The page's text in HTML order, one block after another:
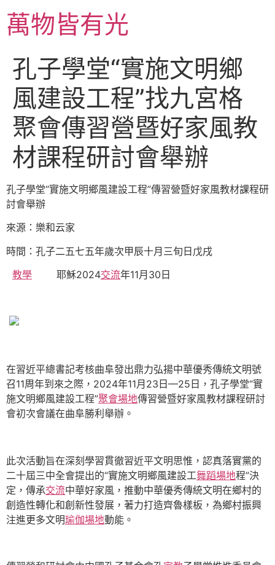
主萬物皆有光
孔子學堂“實施文明鄉
風建設工程”找九宮格
聚會傳習營暨好家風教
材課程研討會舉辦
孔子學堂“實施文明鄉風建設工程”傳習營暨好家風教材課程研
討會舉辦
來源：樂和云家
時間：孔子二五七五年歲次甲辰十月三旬日戊戌
教學 耶穌2024交流年11月30日
在習近平總書記考核曲阜發出鼎力弘揚中華優秀傳統文明號
召11周年到來之際，2024年11月23日—25日，孔子學堂“實
施文明鄉風建設工程”聚會場地傳習營暨好家風教材課程研討
會初次會議在曲阜勝利舉辦。
此次活動旨在深刻學習貫徹習近平文明思惟，認真落實黨的
二十屆三中全會提出的“實施文明鄉風建設工舞蹈場地程”決
定，傳承交流中華好家風，推動中華優秀傳統文明在鄉村的
創造性轉化和創新性發展，著力打造齊魯樣板，為鄉村振興
注進更多文明瑜伽場地動能。